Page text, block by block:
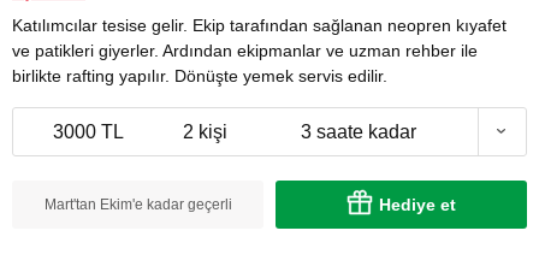
Katılımcılar tesise gelir. Ekip tarafından sağlanan neopren kıyafet
ve patikleri giyerler. Ardından ekipmanlar ve uzman rehber ile
birlikte rafting yapılır. Dönüşte yemek servis edilir.
3000 TL 2 kişi 3 saate kadar
Mart'tan Ekim'e kadar geçerli Hediye et